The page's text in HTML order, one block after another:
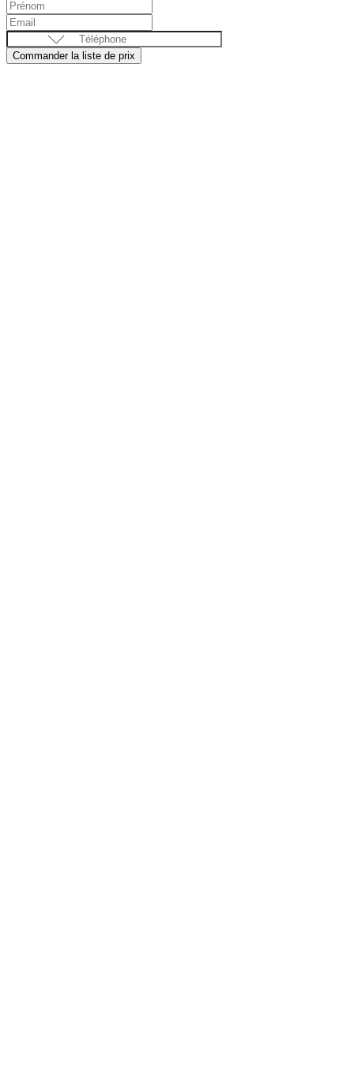
Commander la liste de prix